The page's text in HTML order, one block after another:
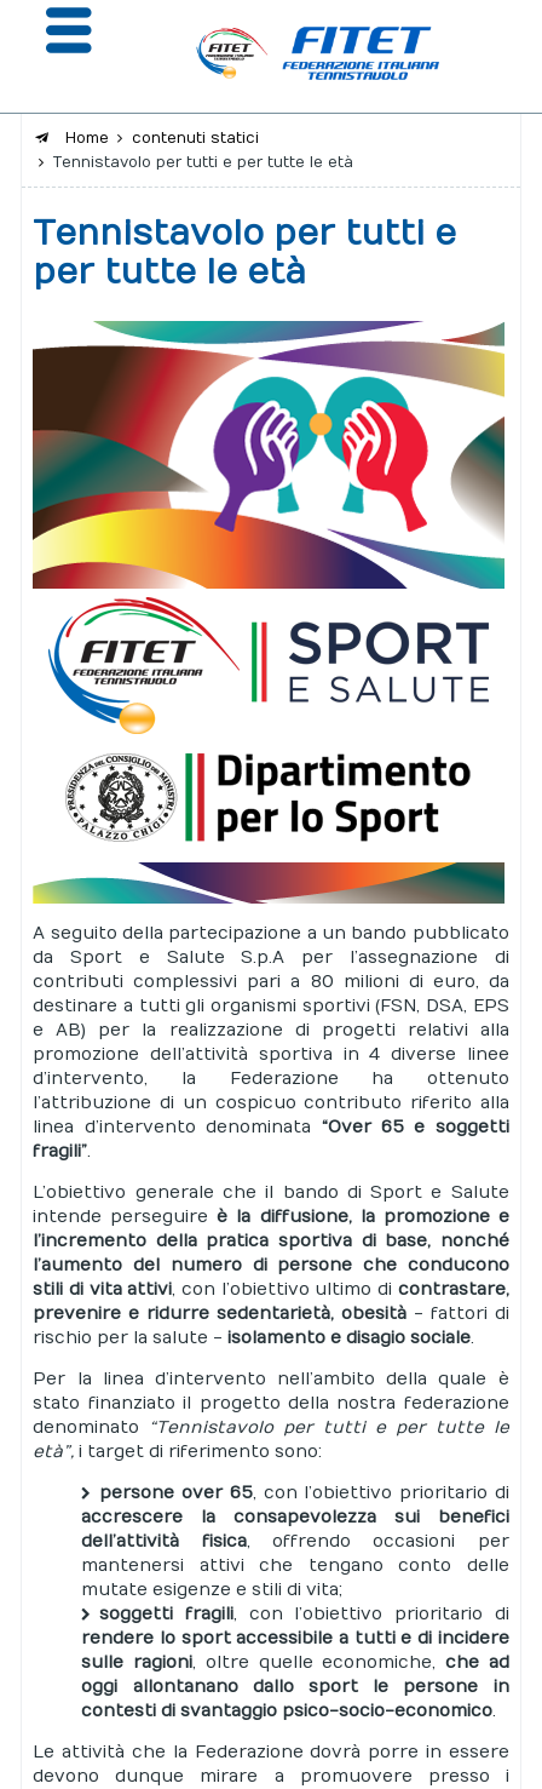
La Federazione
Affiliazione e Tesseramento
Giustizia
Safeguarding
Extranet
Calendario
Portale risultati
Home
contenuti statici
Tennistavolo per tutti e per tutte le età
Tennistavolo per tutti e
per tutte le età
A seguito della partecipazione a un bando pubblicato
da Sport e Salute S.p.A per l’assegnazione di
contributi complessivi pari a 80 milioni di euro, da
destinare a tutti gli organismi sportivi (FSN, DSA, EPS
e AB) per la realizzazione di progetti relativi alla
promozione dell’attività sportiva in 4 diverse linee
d’intervento, la Federazione ha ottenuto
l’attribuzione di un cospicuo contributo riferito alla
linea d’intervento denominata “Over 65 e soggetti
fragili”.
L’obiettivo generale che il bando di Sport e Salute
intende perseguireè la diffusione, la promozione e
l’incremento della pratica sportiva di base, nonché
l’aumento del numero di persone che conducono
stili di vita attivi, con l’obiettivo ultimo di contrastare,
prevenire e ridurre sedentarietà, obesità- fattori di
rischio per la salute -isolamento e disagio sociale.
Per la linea d’intervento nell’ambito della quale è
stato finanziato il progetto della nostra federazione
denominato
“Tennistavolo per tutti e per tutte le
età”, i target di riferimento sono:
persone over 65, con l’obiettivo prioritario di
accrescere la consapevolezza sui benefici
dell’attività fisica, offrendo occasioni per
mantenersi attivi che tengano conto delle
mutate esigenze e stili di vita;
soggetti fragili, con l’obiettivo prioritario di
rendere lo sport accessibile a tutti e di incidere
sulle ragioni, oltre quelle economiche, che ad
oggi allontanano dallo sport le persone in
contesti di svantaggio psico-socio-economico.
Le attività che la Federazione dovrà porre in essere
devono dunque mirare a promuovere presso i